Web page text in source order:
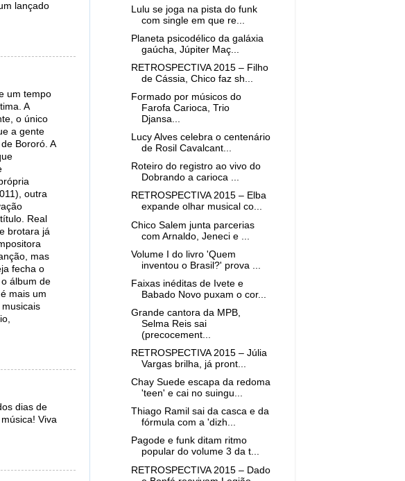
lançado
um tempo
A
o único
a gente
Bororó. A
outra
Real
brotara já
mas
fecha o
álbum de
mais um
dias de
Viva
Lulu se joga na pista do funk
com single em que re...
Planeta psicodélico da galáxia
gaúcha, Júpiter Maç...
RETROSPECTIVA 2015 – Filho
de Cássia, Chico faz sh...
Formado por músicos do
Farofa Carioca, Trio
Djansa...
Lucy Alves celebra o centenário
de Rosil Cavalcant...
Roteiro do registro ao vivo do
Dobrando a carioca ...
RETROSPECTIVA 2015 – Elba
expande olhar musical co...
Chico Salem junta parcerias
com Arnaldo, Jeneci e ...
Volume I do livro 'Quem
inventou o Brasil?' prova ...
Faixas inéditas de Ivete e
Babado Novo puxam o cor...
Grande cantora da MPB,
Selma Reis sai
(precocement...
RETROSPECTIVA 2015 – Júlia
Vargas brilha, já pront...
Chay Suede escapa da redoma
'teen' e cai no suingu...
Thiago Ramil sai da casca e da
fórmula com a 'dizh...
Pagode e funk ditam ritmo
popular do volume 3 da t...
RETROSPECTIVA 2015 – Dado